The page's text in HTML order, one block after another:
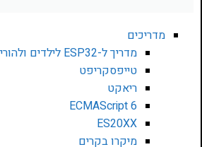
מדריכים
מדריך ל-ESP32 לילדים ולהורים מאפס
טייפסקריפט
ריאקט
ECMAScript 6
ES20XX
מיקרו בקרים